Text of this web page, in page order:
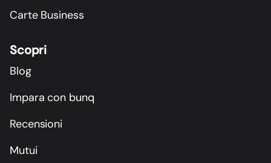
Carte Business
Scopri
Blog
Impara con bunq
Recensioni
Mutui